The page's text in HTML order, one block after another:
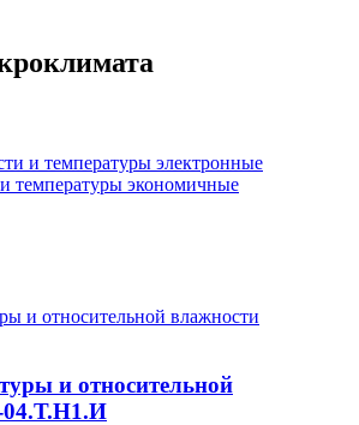
и температуры электронные
температуры экономичные
и относительной